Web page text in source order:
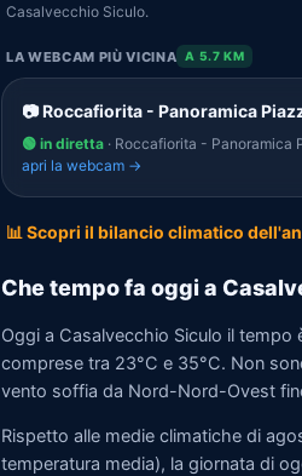
Casalvecchio Siculo.
LA WEBCAM PIÙ VICINA A 5.7 KM
📷 Roccafiorita - Panoramica
🟢 in diretta · Roccafiorita - Panoramica
apri la webcam →
📊 Scopri il bilancio climatico
Che tempo fa oggi a
Oggi a Casalvecchio Siculo il tempo
comprese tra 23°C e 35°C. Non
vento soffia da Nord-Nord-Ovest
Rispetto alle medie climatiche di
temperatura media), la giornata di